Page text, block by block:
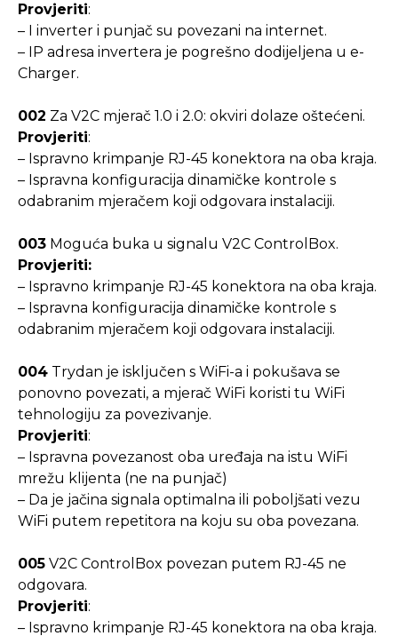
Provjeriti:
– I inverter i punjač su povezani na internet.
– IP adresa invertera je pogrešno dodijeljena u e-
Charger.
002 Za V2C mjerač 1.0 i 2.0: okviri dolaze oštećeni.
Provjeriti:
– Ispravno krimpanje RJ-45 konektora na oba kraja.
– Ispravna konfiguracija dinamičke kontrole s
odabranim mjeračem koji odgovara instalaciji.
003 Moguća buka u signalu V2C ControlBox.
Provjeriti:
– Ispravno krimpanje RJ-45 konektora na oba kraja.
– Ispravna konfiguracija dinamičke kontrole s
odabranim mjeračem koji odgovara instalaciji.
004 Trydan je isključen s WiFi-a i pokušava se
ponovno povezati, a mjerač WiFi koristi tu WiFi
tehnologiju za povezivanje.
Provjeriti:
– Ispravna povezanost oba uređaja na istu WiFi
mrežu klijenta (ne na punjač)
– Da je jačina signala optimalna ili poboljšati vezu
WiFi putem repetitora na koju su oba povezana.
005 V2C ControlBox povezan putem RJ-45 ne
odgovara.
Provjeriti:
– Ispravno krimpanje RJ-45 konektora na oba kraja.